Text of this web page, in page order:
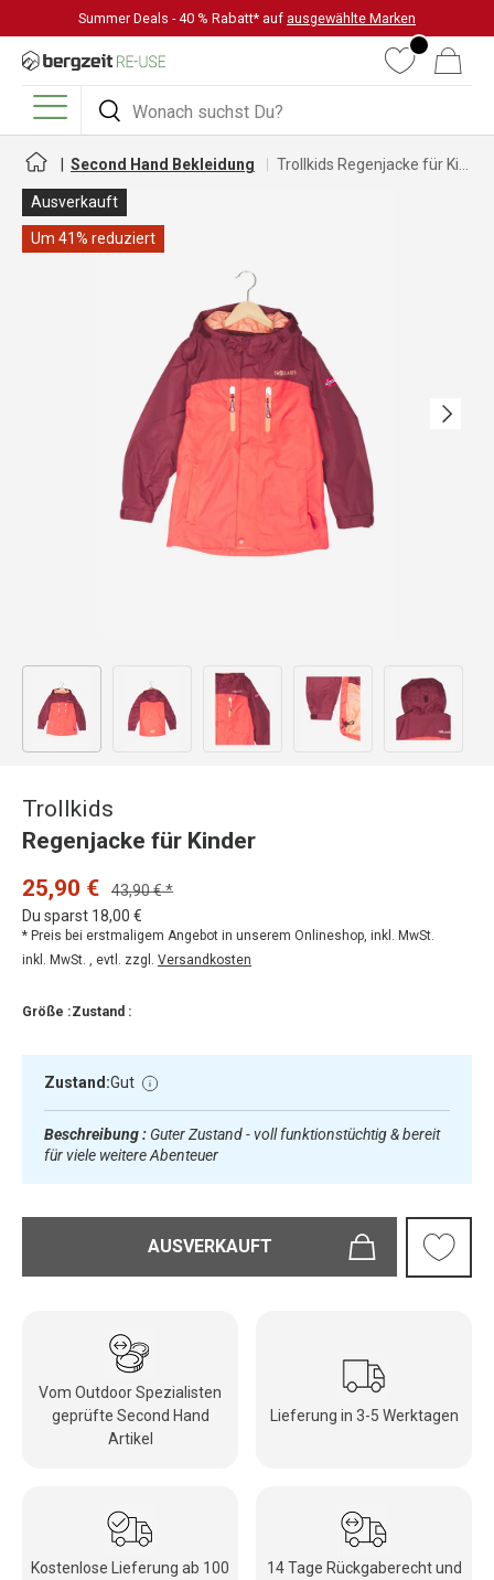
DIREKT ZUM INHALT
Summer Deals - 40 % Rabatt* auf ausgewählte Marken
Suchen
Suchen
WunschlisteWarenkorb
Menü
Second Hand Bekleidung
Ausverkauft
Um 41% reduziert
Nächste
Bild 1 in Galerieansicht laden
Trollkids
Regenjacke für Kinder
25,90 €
43,90 € *
Du sparst 18,00 €
* Preis bei erstmaligem Angebot in unserem Onlineshop, inkl. MwSt.
inkl. MwSt. , evtl. zzgl. Versandkosten
Größe :Zustand :
Zustand:Gut
Beschreibung : Guter Zustand - voll funktionstüchtig & bereit
für viele weitere Abenteuer
AUSVERKAUFT
Vom Outdoor Spezialisten
geprüfte Second Hand
Artikel
Lieferung in 3-5 Werktagen
Kostenlose Lieferung ab 100
14 Tage Rückgaberecht und